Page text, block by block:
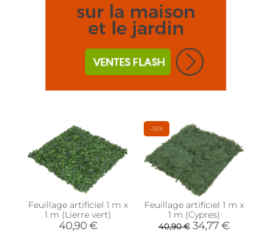
Feuillage artificiel 1 m x
1 m (Lierre vert)
40,90 €
-15%
Feuillage artificiel 1 m x
1 m (Cypres)
40,90 € 34,77 €